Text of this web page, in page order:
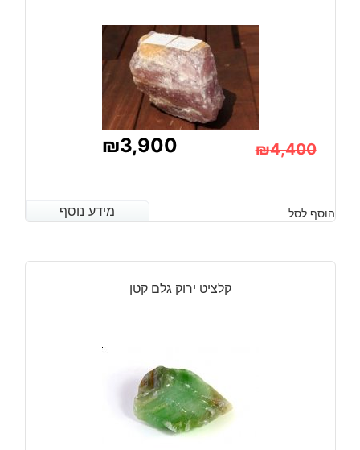
₪4,400
₪4,400.
₪3,900
₪3,900.
מידע נוסף הוסף לסל מידע נוסף
קלציט ירוק גלם קטן